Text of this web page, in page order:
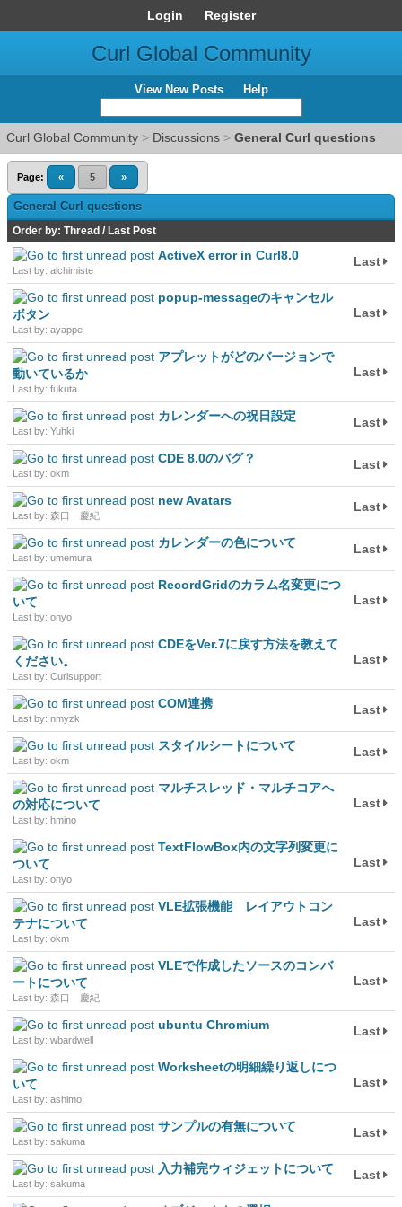
Login Register
Curl Global Community
View New Posts Help
Curl Global Community > Discussions > General Curl questions
Page: « 5 »
General Curl questions
Order by: Thread / Last Post
ActiveX error in Curl8.0
Last by: alchimiste
Last
popup-messageのキャンセル
ボタン
Last by: ayappe
Last
アプレットがどのバージョンで
動いているか
Last by: fukuta
Last
カレンダーへの祝日設定
Last by: Yuhki
Last
CDE 8.0のバグ？
Last by: okm
Last
new Avatars
Last by: 森口 慶紀
Last
カレンダーの色について
Last by: umemura
Last
RecordGridのカラム名変更につ
いて
Last by: onyo
Last
CDEをVer.7に戻す方法を教えて
ください。
Last by: Curlsupport
Last
COM連携
Last by: nmyzk
Last
スタイルシートについて
Last by: okm
Last
マルチスレッド・マルチコアへ
の対応について
Last by: hmino
Last
TextFlowBox内の文字列変更に
ついて
Last by: onyo
Last
VLE拡張機能 レイアウトコン
テナについて
Last by: okm
Last
VLEで作成したソースのコンバ
ートについて
Last by: 森口 慶紀
Last
ubuntu Chromium
Last by: wbardwell
Last
Worksheetの明細繰り返しにつ
いて
Last by: ashimo
Last
サンプルの有無について
Last by: sakuma
Last
入力補完ウィジェットについて
Last by: sakuma
Last